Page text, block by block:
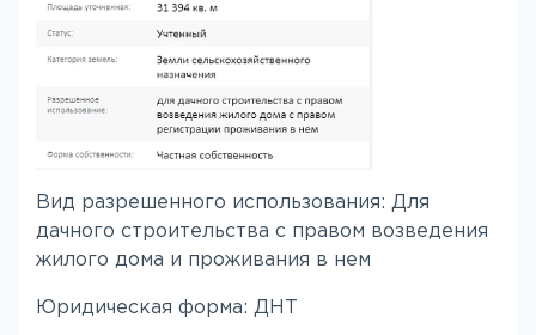
Вид разрешенного использования: Для
дачного строительства с правом возведения
жилого дома и проживания в нем
Юридическая форма: ДНТ